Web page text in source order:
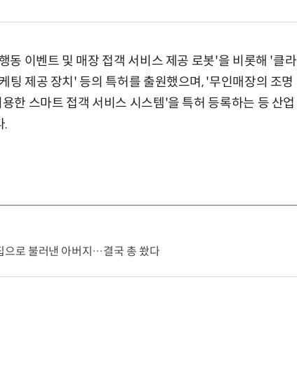
동 이벤트 및 매장 접객 서비스 제공 로봇'을 비롯해 '클라
팅 제공 장치' 등의 특허를 출원했으며, '무인매장의 조명
한 스마트 접객 서비스 시스템'을 특허 등록하는 등 산업
.
으로 불러낸 아버지…결국 총 쐈다